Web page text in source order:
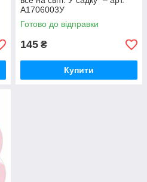
А1706003У
Готово до відправки
145 ₴
Купити